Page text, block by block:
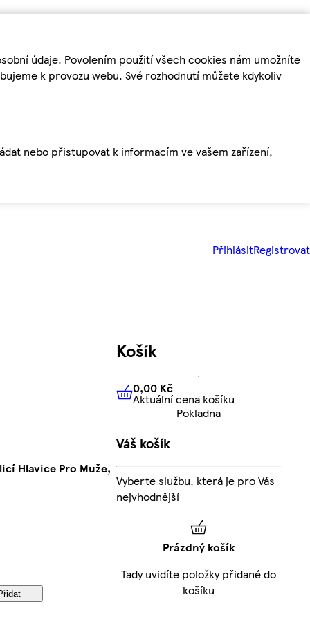
údaje. Povolením použití všech cookies nám umožníte
k provozu webu. Své rozhodnutí můžete kdykoliv
nebo přistupovat k informacím ve vašem zařízení,
PřihlásitRegistrovat
Hlavice Pro Muže,
Košík
0,00 KčAktuální cena košíku
0,00 Kč
Aktuální cena košíku
Pokladna
Váš košík
Vyberte službu, která je pro Vás
nejvhodnější
Prázdný košík
Tady uvidíte položky přidané do
košíku